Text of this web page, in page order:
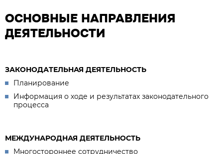
ОСНОВНЫЕ НАПРАВЛЕНИЯ
ДЕЯТЕЛЬНОСТИ
ЗАКОНОДАТЕЛЬНАЯ ДЕЯТЕЛЬНОСТЬ
Планирование
Информация о ходе и результатах законодательного
процесса
МЕЖДУНАРОДНАЯ ДЕЯТЕЛЬНОСТЬ
Многостороннее сотрудничество